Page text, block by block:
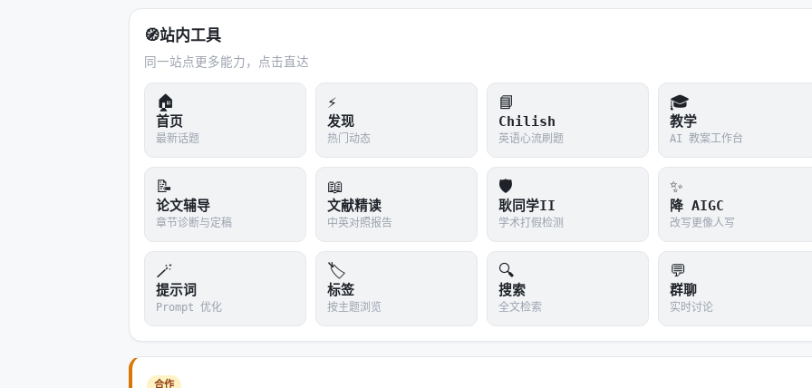
v2.0 大版本（2026-04）：多 Agent 协作与企业级
A2A 协议支持
：平台 Agent 可发布为 A2A 服务，也可发现和调用外部 A2A Agent
渐进式 Skill 披露
：从「全量加载」到「按需加载」的关键优化
分层记忆机制
：从「全局记忆」到「分层隔离」的隐私保护
用户管理与多租户：从「个人工具」到「企业平台」的跨越
Agent 版本管理
：生产级变更管理
Agent 市场
：生态建设起步
v2.1（2026-04-30）：细节打磨
System Prompt 精简 替代 ``` ，优化小参数模型兼容性
🧭站内工具
同一站点更多能力，点击直达
🏠
首页
最新话题
⚡
发现
热门动态
📘
Chilish
英语心流刷题
🎓
教学
AI 教案工作台
📝
论文辅导
章节诊断与定稿
📖
文献精读
中英对照报告
🛡️
耿同学II
学术打假检测
✨
降 AIGC
改写更像人写
🪄
提示词
Prompt 优化
🏷️
标签
按主题浏览
🔍
搜索
全文检索
💬
群聊
实时讨论
合作